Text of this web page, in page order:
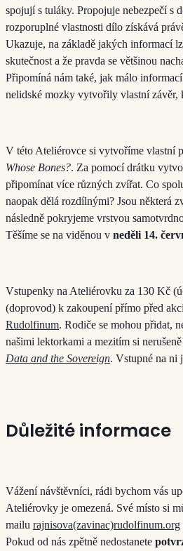
spojují s tuláky. Propojuje nebezpečí s
rozporuplné vlastnosti dílo získává
Ukazuje, na základě jakých informací
skutečnost a že pravda se většinou
Připomíná nám také, jak málo
nelidské mozky vytvořily vlastní závěr,
V této Ateliérovce si vytvoříme vlastní
Whose Bones?. Za pomocí drátku
připomínat více různých zvířat. Co
naopak dělá rozdílnými? Jsou některá
následně pokryjeme vrstvou
Těšíme se na viděnou v neděli 14.
Vstupenky na Ateliérovku za 130 Kč
(doprovod) k zakoupení přímo před
Rudolfinum. Rodiče se mohou přidat,
našimi lektorkami a mezitím si
Data and the Sovereign. Vstupné na ni
Důležité informace
Vážení návštěvníci, rádi bychom vás
Ateliérovky je omezená. Své místo si
mailu rajnisova(zavinac)rudolfinum.org
Pokud od nás zpětně nedostanete